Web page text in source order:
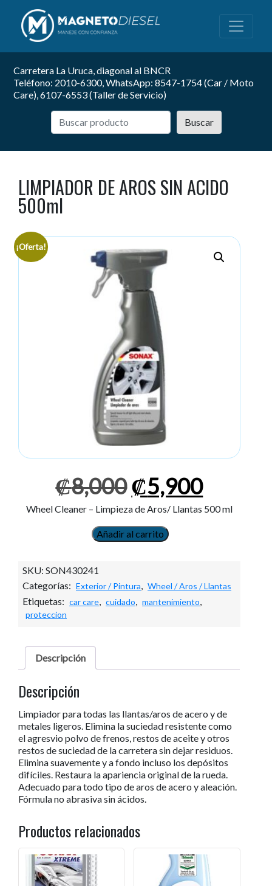
Carretera La Uruca, diagonal al BNCR
Teléfono: 2010-6300, WhatsApp: 8547-1754 (Car / Moto
Care), 6107-6553 (Taller de Servicio)
Buscar
LIMPIADOR DE AROS SIN ACIDO
500ml
¡Oferta!
₡8,000El
precio
original
era:
₡8,000.
₡5,900El
precio
actual
es:
Wheel Cleaner – Limpieza de Aros/ Llantas 500 ml
LIMPIADOR
SIN
ACIDO
500ml
Añadir al carrito
SKU: SON430241
Categorías: Exterior / Pintura Wheel / Aros / Llantas
Etiquetas: car care cuidado mantenimiento
proteccion
Descripción
Descripción
Limpiador para todas las llantas/aros de acero y de
metales ligeros. Elimina la suciedad resistente como
el agresvio polvo de frenos, restos de aceite y otros
restos de suciedad de la carretera sin dejar residuos.
Elimina suavemente y a fondo incluso los depósitos
difíciles. Restaura la apariencia original de la rueda.
Adecuado para todo tipo de aros de acero y aleación.
Fórmula no abrasiva sin ácidos.
Productos relacionados